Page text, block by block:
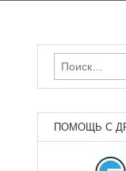
Найти:
ПОМОЩЬ С